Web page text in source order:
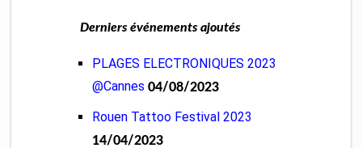
Derniers événements ajoutés
PLAGES ELECTRONIQUES 2023
@Cannes 04/08/2023
Rouen Tattoo Festival 2023
14/04/2023